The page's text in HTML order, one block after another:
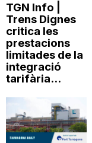
TGN Info |
Trens Dignes
critica les
prestacions
limitades de la
integració
tarifària...